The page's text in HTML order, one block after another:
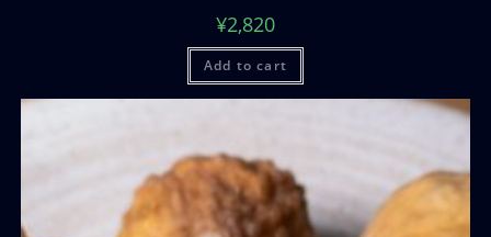
¥2,820
Add to cart